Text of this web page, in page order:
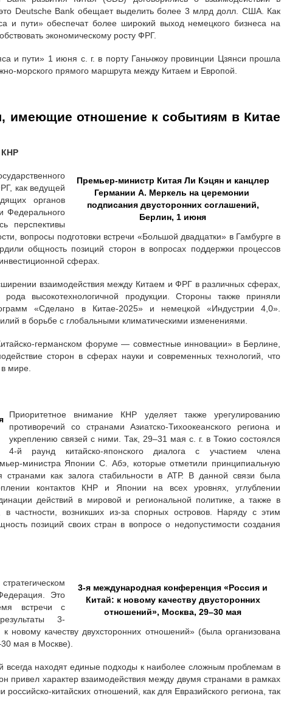
Deutsche Bank обещает выделить более 3 млрд долл. США. Как
и пути» обеспечат более широкий выход немецкого бизнеса на
экономическому росту ФРГ.
и пути» 1 июня с. г. в порту Ганьчжоу провинции Цзянси прошла
морского прямого маршрута между Китаем и Европой.
имеющие отношение к событиям в Китае
КНР
Премьер-министр Китая Ли Кэцян и канцлер
Германии А. Меркель на церемонии
подписания двусторонних соглашений,
Берлин, 1 июня
как ведущей
органов
Федерального
перспективы
вопросы подготовки встречи «Большой двадцатки» в Гамбурге в
общность позиций сторон в вопросах поддержки процессов
сферах.
взаимодействия между Китаем и ФРГ в различных сферах,
высокотехнологичной продукции. Стороны также приняли
«Сделано в Китае-2025» и немецкой «Индустрии 4,0».
в борьбе с глобальными климатическими изменениями.
германском форуме — совместные инновации» в Берлине,
сторон в сферах науки и современных технологий, что
мире.
Приоритетное внимание КНР уделяет также урегулированию
противоречий со странами Азиатско-Тихоокеанского региона и
укреплению связей с ними. Так, 29–31 мая с. г. в Токио состоялся
4-й раунд китайско-японского диалога с участием члена
министра Японии С. Абэ, которые отметили принципиальную
как залога стабильности в АТР. В данной связи была
контактов КНР и Японии на всех уровнях, углублении
действий в мировой и региональной политике, а также в
частности, возникших из-за спорных островов. Наряду с этим
позиций своих стран в вопросе о недопустимости создания
3-я международная конференция «Россия и
Китай: к новому качеству двусторонних
отношений», Москва, 29–30 мая
Это
встречи с
3-
качеству двухсторонних отношений» (была организована
мая в Москве).
всегда находят единые подходы к наиболее сложным проблемам в
привел характер взаимодействия между двумя странами в рамках
китайских отношений, как для Евразийского региона, так